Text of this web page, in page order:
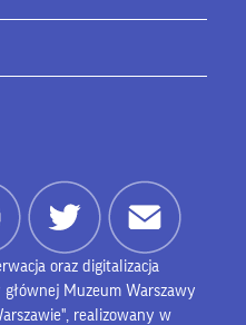
oraz digitalizacja
Muzeum Warszawy
realizowany w